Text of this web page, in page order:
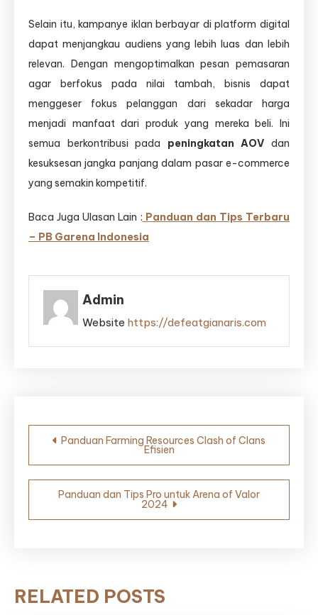
Selain itu, kampanye iklan berbayar di platform digital
dapat menjangkau audiens yang lebih luas dan lebih
relevan. Dengan mengoptimalkan pesan pemasaran
agar berfokus pada nilai tambah, bisnis dapat
menggeser fokus pelanggan dari sekadar harga
menjadi manfaat dari produk yang mereka beli. Ini
semua berkontribusi pada peningkatan AOV dan
kesuksesan jangka panjang dalam pasar e-commerce
yang semakin kompetitif.
Baca Juga Ulasan Lain : Panduan dan Tips Terbaru
– PB Garena Indonesia
Admin
Website https://defeatgianaris.com
Post
navigation
Panduan Farming Resources Clash of Clans
Efisien
Panduan dan Tips Pro untuk Arena of Valor
2024
RELATED POSTS